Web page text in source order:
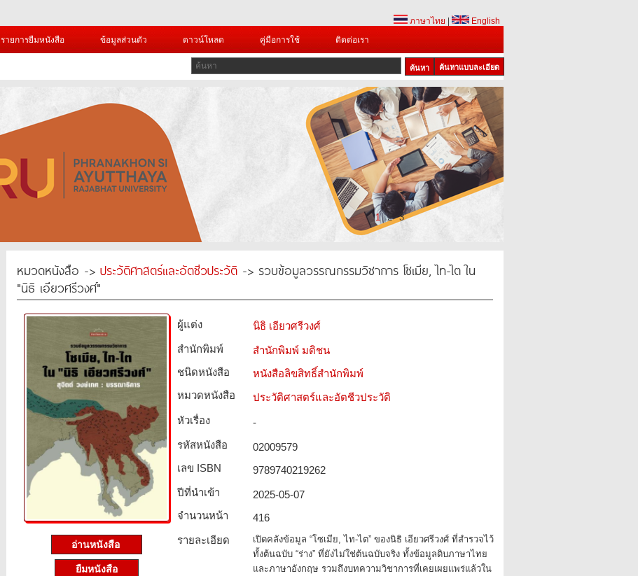
ภาษาไทย
English
รายการยืมหนังสือ ข้อมูลส่วนตัว ดาวน์โหลด คู่มือการใช้ ติดต่อเรา
ค้นหาแบบละเอียด
1 2 3
หมวดหนังสือ -> ประวัติศาสตร์และอัตชีวประวัติ -> รวบข้อมูลวรรณกรรมวิชาการ โซเมีย, ไท-ไต ใน
"นิธิ เอียวศรีวงศ์"
อ่านหนังสือ
ยืมหนังสือ
ผู้แต่ง
นิธิ เอียวศรีวงศ์
สำนักพิมพ์
สำนักพิมพ์ มติชน
ชนิดหนังสือ­
หนังสือลิขสิทธิ์สำนักพิมพ์
หมวดหนังสือ­
ประวัติศาสตร์และอัตชีวประวัติ
หัวเรื่อง
-
รหัสหนังสือ­
02009579
เลข ISBN
9789740219262
ปีที่นำเข้า
2025-05-07
จำนวนหน้า
416
รายละเอียด
เปิดคลังข้อมูล “โซเมีย, ไท-ไต” ของนิธิ เอียวศรีวงศ์ ที่สำรวจไว้
ทั้งต้นฉบับ “ร่าง” ที่ยังไม่ใช่ต้นฉบับจริง ทั้งข้อมูลดิบภาษาไทย
และภาษาอังกฤษ รวมถึงบทความวิชาการที่เคยเผยแพร่แล้วใน